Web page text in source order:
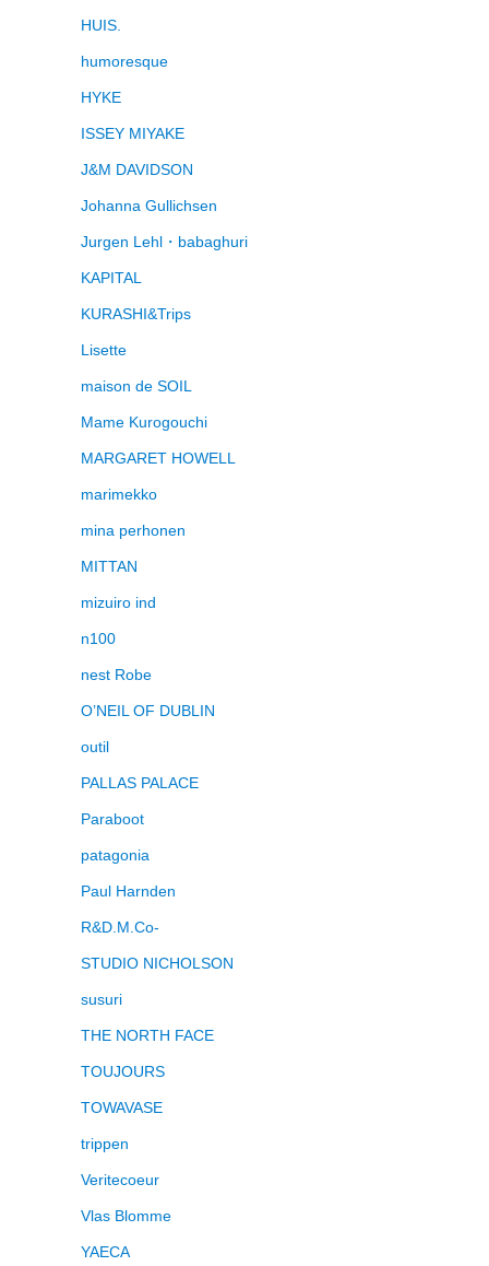
HUIS.
humoresque
HYKE
ISSEY MIYAKE
J&M DAVIDSON
Johanna Gullichsen
Jurgen Lehl・babaghuri
KAPITAL
KURASHI&Trips
Lisette
maison de SOIL
Mame Kurogouchi
MARGARET HOWELL
marimekko
mina perhonen
MITTAN
mizuiro ind
n100
nest Robe
O’NEIL OF DUBLIN
outil
PALLAS PALACE
Paraboot
patagonia
Paul Harnden
R&D.M.Co-
STUDIO NICHOLSON
susuri
THE NORTH FACE
TOUJOURS
TOWAVASE
trippen
Veritecoeur
Vlas Blomme
YAECA